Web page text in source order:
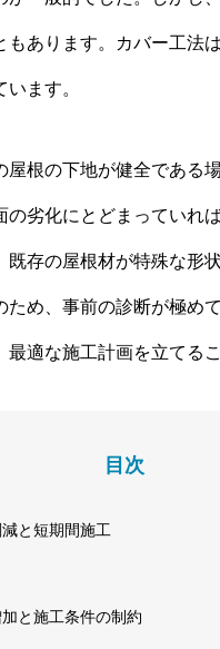
あります。カバー工法
ます。
屋根の下地が健全である
劣化にとどまっていれ
既存の屋根材が特殊な形
め、事前の診断が極め
適な施工計画を立てる
目次
と短期間施工
と施工条件の制約